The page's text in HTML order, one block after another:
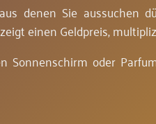
denen Sie aussuchen
einen Geldpreis,
Sonnenschirm oder